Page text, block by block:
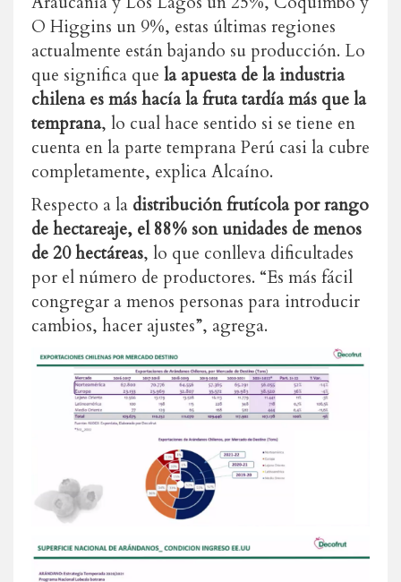
O Higgins un 9%, estas últimas regiones
actualmente están bajando su producción. Lo
que significa que la apuesta de la industria
chilena es más hacía la fruta tardía más que la
temprana, lo cual hace sentido si se tiene en
cuenta en la parte temprana Perú casi la cubre
completamente, explica Alcaíno.
Respecto a la distribución frutícola por rango
de hectareaje, el 88% son unidades de menos
de 20 hectáreas, lo que conlleva dificultades
por el número de productores. “Es más fácil
congregar a menos personas para introducir
cambios, hacer ajustes”, agrega.